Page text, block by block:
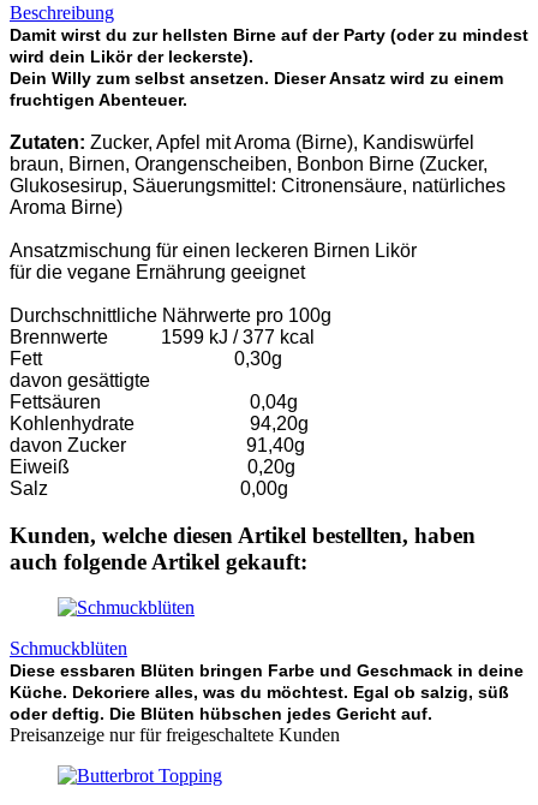
Beschreibung
Damit wirst du zur hellsten Birne auf der Party (oder zu mindest
wird dein Likör der leckerste).
Dein Willy zum selbst ansetzen. Dieser Ansatz wird zu einem
fruchtigen Abenteuer.
Zutaten: Zucker, Apfel mit Aroma (Birne), Kandiswürfel
braun, Birnen, Orangenscheiben, Bonbon Birne (Zucker,
Glukosesirup, Säuerungsmittel: Citronensäure, natürliches
Aroma Birne)
Ansatzmischung für einen leckeren Birnen Likör
für die vegane Ernährung geeignet
Durchschnittliche Nährwerte pro 100g
Brennwerte 1599 kJ / 377 kcal
Fett 0,30g
davon gesättigte
Fettsäuren 0,04g
Kohlenhydrate 94,20g
davon Zucker 91,40g
Eiweiß 0,20g
Salz 0,00g
Kunden, welche diesen Artikel bestellten, haben
auch folgende Artikel gekauft:
Schmuckblüten
Diese essbaren Blüten bringen Farbe und Geschmack in deine
Küche. Dekoriere alles, was du möchtest. Egal ob salzig, süß
oder deftig. Die Blüten hübschen jedes Gericht auf.
Preisanzeige nur für freigeschaltete Kunden